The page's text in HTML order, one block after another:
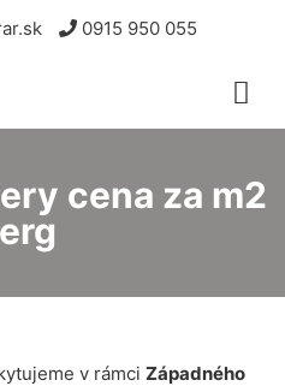
0915 950 055
cena za m2
v rámci Západného